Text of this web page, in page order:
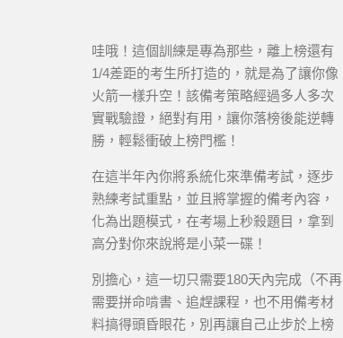
哇哦！這個訓練是專為那些，離上榜還有
1/4差距的考生所打造的，就是為了讓你像
火箭一樣升空！該備考策略經過多人多次
實戰驗證，絕對有用，讓你落榜後能逆轉
勝，輕鬆衝破上榜門檻！
在這半年內你將系統化來準備考試，逐步
熟練考試重點，並且將掌握的備考內容，
化為出題模式，在考場上秒殺題目，拿到
高分對你來說將是小菜一碟！
別擔心，這一切只需要180天內完成（不再
需要拼命啃書、追趕課程，也不用備考材
料搞得頭昏眼花，別再讓自己止步於上榜